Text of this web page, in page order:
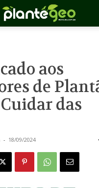
aos
de
das
- 18/09/2024